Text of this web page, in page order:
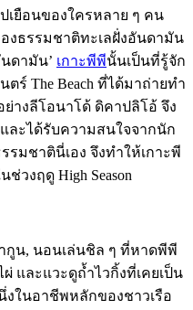
เยือนของใครหลาย ๆ คน
งธรรมชาติทะเลฝั่งอันดามัน
ดามัน’ เกาะพีพีนั้นเป็นที่รู้จัก
ร์ The Beach ที่ได้มาถ่ายทำ
างลีโอนาโด้ ดิคาปลิโอ้ จึง
ละได้รับความสนใจจากนัก
รมชาตินี่เอง จึงทำให้เกาะพี
วงฤดู High Season
กูน, นอนเล่นชิล ๆ ที่หาดพีพี
และแวะดูถ้ำไวกิ้งที่เคยเป็น
ในอาชีพหลักของชาวเรือ